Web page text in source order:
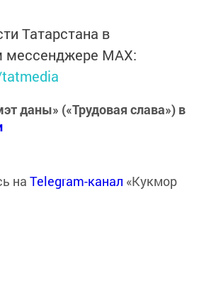
Татарстана в
мессенджере MАХ:
даны» («Трудовая слава») в
на Telegram-канал «Кукмор